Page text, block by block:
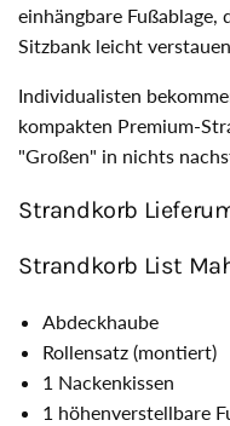
einhängbare
Sitzbank leicht
Individualisten
kompakten Premium-
"Großen" in nichts
Strandkorb
Strandkorb List
Abdeckhaube
Rollensatz (montiert)
1 Nackenkissen
1 höhenverstellbare